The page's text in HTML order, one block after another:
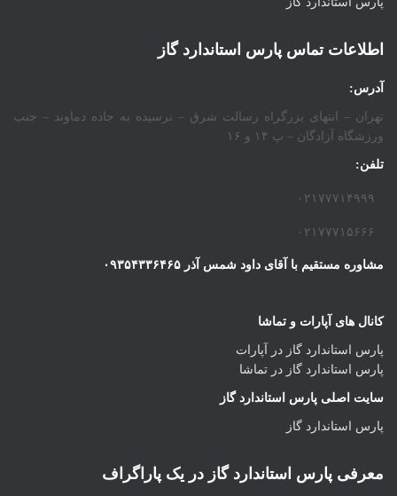
اطلاعات تماس پارس استاندارد گاز
آدرس:
تهران – انتهای بزرگراه رسالت شرق – نرسیده به جاده دماوند – جنب
ورزشگاه آزادگان – پ ۱۴ و ۱۶
تلفن:
۰۲۱۷۷۷۱۴۹۹۹
۰۲۱۷۷۷۱۵۶۶۶
مشاوره مستقیم با آقای داود شمس آذر ۰۹۳۵۴۳۳۶۴۶۵
کانال های آپارات و تماشا
پارس استاندارد گاز در آپارات
پارس استاندارد گاز در تماشا
سایت اصلی پارس استاندارد گاز
پارس استاندارد گاز
معرفی پارس استاندارد گاز در یک پاراگراف